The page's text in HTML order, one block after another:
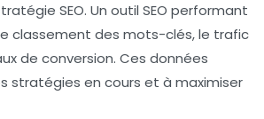
SEO. Un outil SEO performant
classement des mots-clés, le trafic
de conversion. Ces données
stratégies en cours et à maximiser